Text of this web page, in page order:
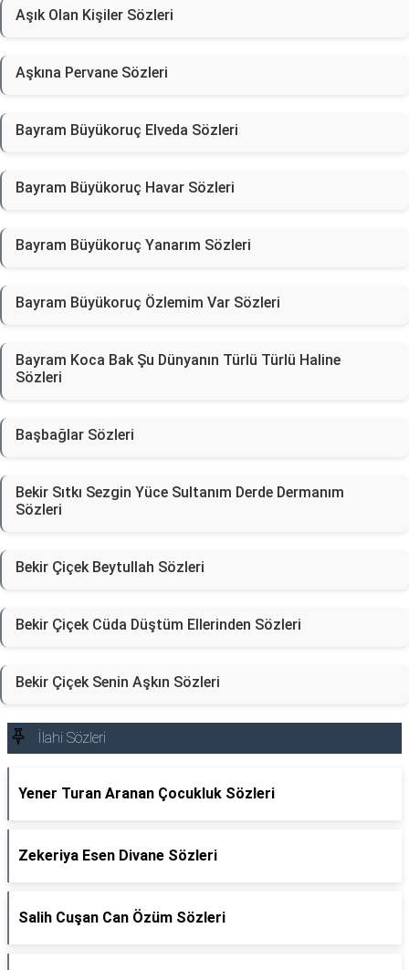
Aşık Olan Kişiler Sözleri
Aşkına Pervane Sözleri
Bayram Büyükoruç Elveda Sözleri
Bayram Büyükoruç Havar Sözleri
Bayram Büyükoruç Yanarım Sözleri
Bayram Büyükoruç Özlemim Var Sözleri
Bayram Koca Bak Şu Dünyanın Türlü Türlü Haline
Sözleri
Başbağlar Sözleri
Bekir Sıtkı Sezgin Yüce Sultanım Derde Dermanım
Sözleri
Bekir Çiçek Beytullah Sözleri
Bekir Çiçek Cüda Düştüm Ellerinden Sözleri
Bekir Çiçek Senin Aşkın Sözleri
İlahi Sözleri
Yener Turan Aranan Çocukluk Sözleri
Zekeriya Esen Divane Sözleri
Salih Cuşan Can Özüm Sözleri